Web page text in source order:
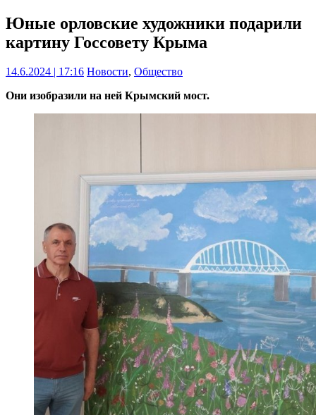
Юные орловские художники подарили
картину Госсовету Крыма
14.6.2024 | 17:16 Новости, Общество
Они изобразили на ней Крымский мост.